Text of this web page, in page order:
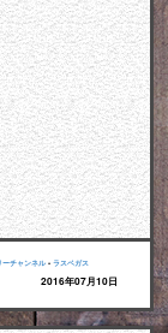
ーチャンネル • ラスベガス
2016年07月10日